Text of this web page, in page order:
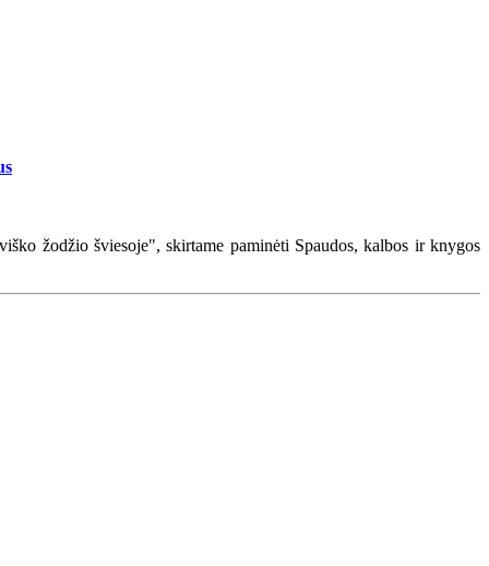
žodžio šviesoje", skirtame paminėti Spaudos, kalbos ir knygos